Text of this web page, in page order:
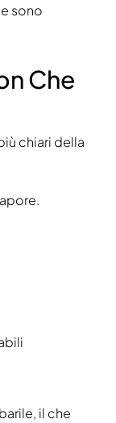
sono
Che
chiari della
il che